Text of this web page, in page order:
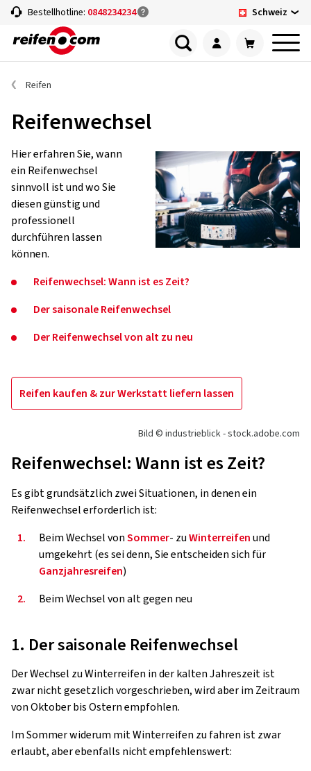
Bestellhotline: 0848234234 Schweiz
Reifen
Reifenwechsel
Hier erfahren Sie, wann
ein Reifenwechsel
sinnvoll ist und wo Sie
diesen günstig und
professionell
durchführen lassen
können.
Reifenwechsel: Wann ist es Zeit?
Der saisonale Reifenwechsel
Der Reifenwechsel von alt zu neu
Reifen kaufen & zur Werkstatt liefern lassen
Bild © industrieblick - stock.adobe.com
Reifenwechsel: Wann ist es Zeit?
Es gibt grundsätzlich zwei Situationen, in denen ein
Reifenwechsel erforderlich ist:
1.
Beim Wechsel vonSommer- zuWinterreifenund
umgekehrt (es sei denn, Sie entscheiden sich für
Ganzjahresreifen)
2.
Beim Wechsel von alt gegen neu
1. Der saisonale Reifenwechsel
Der Wechsel zu Winterreifen in der kalten Jahreszeit ist
zwar nicht gesetzlich vorgeschrieben, wird aber im Zeitraum
von Oktober bis Ostern empfohlen.
Im Sommer widerum mit Winterreifen zu fahren ist zwar
erlaubt, aber ebenfalls nicht empfehlenswert: